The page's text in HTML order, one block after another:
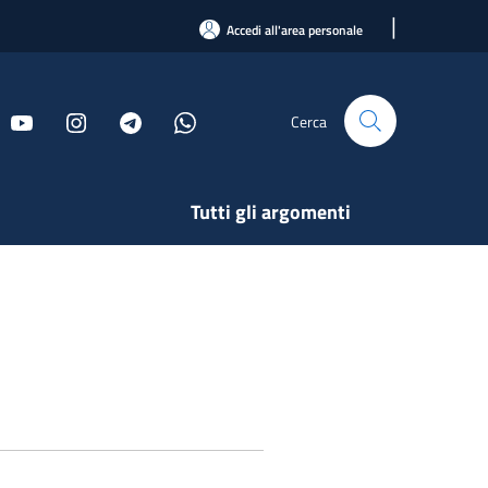
Accedi all'area personale |
Cerca
Tutti gli argomenti